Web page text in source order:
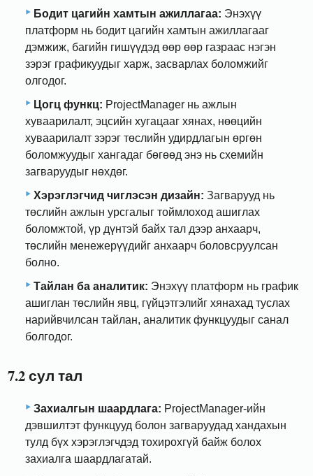
Бодит цагийн хамтын ажиллагаа: Энэхүү
платформ нь бодит цагийн хамтын ажиллагааг
дэмжиж, багийн гишүүдэд өөр өөр газраас нэгэн
зэрэг графикуудыг харж, засварлах боломжийг
олгодог.
Цогц функц: ProjectManager нь ажлын
хуваарилалт, эцсийн хугацааг хянах, нөөцийн
хуваарилалт зэрэг төслийн удирдлагын өргөн
боломжуудыг хангадаг бөгөөд энэ нь схемийн
загваруудыг нөхдөг.
Хэрэглэгчид чиглэсэн дизайн: Загварууд нь
төслийн ажлын урсгалыг тоймлоход ашиглах
боломжтой, үр дүнтэй байх тал дээр анхаарч,
төслийн менежерүүдийг анхаарч боловсруулсан
болно.
Тайлан ба аналитик: Энэхүү платформ нь график
ашиглан төслийн явц, гүйцэтгэлийг хянахад туслах
нарийвчилсан тайлан, аналитик функцуудыг санал
болгодог.
7.2 сул тал
Захиалгын шаардлага: ProjectManager-ийн
дэвшилтэт функцууд болон загваруудад хандахын
тулд бүх хэрэглэгчдэд тохирохгүй байж болох
захиалга шаардлагатай.